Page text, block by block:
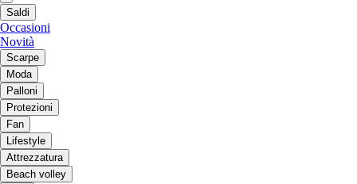
Saldi
Occasioni
Novità
Scarpe
Moda
Palloni
Protezioni
Fan
Lifestyle
Attrezzatura
Beach volley